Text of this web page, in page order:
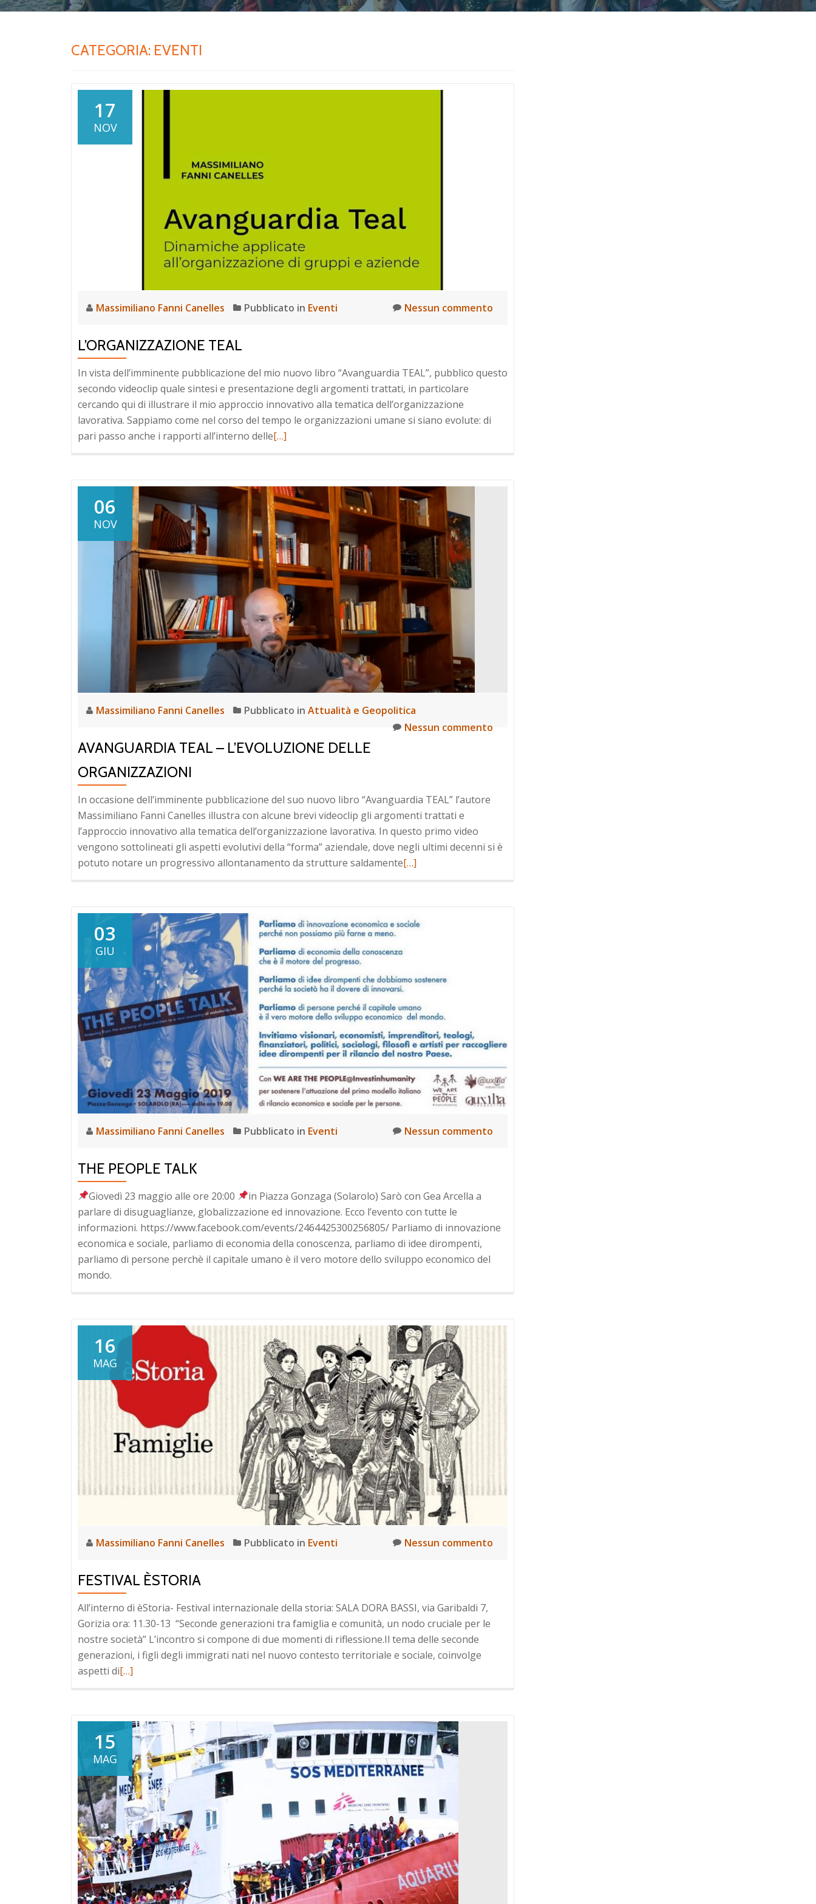
CATEGORIA: EVENTI
17
NOV
Massimiliano Fanni Canelles Pubblicato in Eventi Nessun commento
L’ORGANIZZAZIONE TEAL
In vista dell’imminente pubblicazione del mio nuovo libro “Avanguardia TEAL”, pubblico questo
secondo videoclip quale sintesi e presentazione degli argomenti trattati, in particolare
cercando qui di illustrare il mio approccio innovativo alla tematica dell’organizzazione
lavorativa. Sappiamo come nel corso del tempo le organizzazioni umane si siano evolute: di
pari passo anche i rapporti all’interno delleLeggi
riguardoL’organizzazione
TEAL
[…]
06
NOV
Massimiliano Fanni Canelles Pubblicato in Attualità e Geopolitica
Nessun commento
AVANGUARDIA TEAL – L’EVOLUZIONE DELLE
ORGANIZZAZIONI
In occasione dell’imminente pubblicazione del suo nuovo libro “Avanguardia TEAL” l’autore
Massimiliano Fanni Canelles illustra con alcune brevi videoclip gli argomenti trattati e
l’approccio innovativo alla tematica dell’organizzazione lavorativa. In questo primo video
vengono sottolineati gli aspetti evolutivi della “forma” aziendale, dove negli ultimi decenni si è
potuto notare un progressivo allontanamento da strutture saldamenteLeggi
riguardoAvanguardia
–
delle
organizzazioni
[…]
03
GIU
Massimiliano Fanni Canelles Pubblicato in Eventi Nessun commento
THE PEOPLE TALK
Giovedì 23 maggio alle ore 20:00
in Piazza Gonzaga (Solarolo) Sarò con Gea Arcella a
parlare di disuguaglianze, globalizzazione ed innovazione. Ecco l’evento con tutte le
informazioni. https://www.facebook.com/events/2464425300256805/ Parliamo di innovazione
economica e sociale, parliamo di economia della conoscenza, parliamo di idee dirompenti,
parliamo di persone perchè il capitale umano è il vero motore dello sviluppo economico del
mondo.
16
MAG
Massimiliano Fanni Canelles Pubblicato in Eventi Nessun commento
FESTIVAL ÈSTORIA
All’interno di èStoria- Festival internazionale della storia: SALA DORA BASSI, via Garibaldi 7,
Gorizia ora: 11.30-13 “Seconde generazioni tra famiglia e comunità, un nodo cruciale per le
nostre società” L’incontro si compone di due momenti di riflessione.Il tema delle seconde
generazioni, i figli degli immigrati nati nel nuovo contesto territoriale e sociale, coinvolge
aspetti diLeggi
riguardoFestival
èStoria
[…]
15
MAG